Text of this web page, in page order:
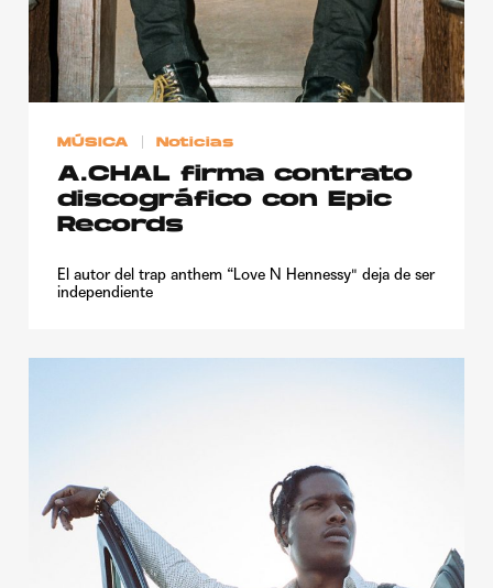
MÚSICA Noticias
A.CHAL firma contrato
discográfico con Epic
Records
El autor del trap anthem “Love N Hennessy" deja de ser
independiente